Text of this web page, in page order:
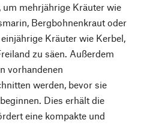
mehrjährige Kräuter wie
Bergbohnenkraut oder
Kräuter wie Kerbel,
zu säen. Außerdem
vorhandenen
werden, bevor sie
Dies erhält die
eine kompakte und